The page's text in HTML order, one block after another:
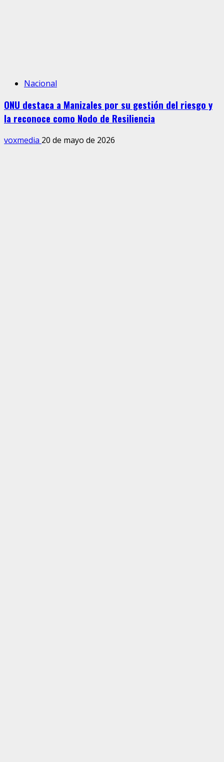
Nacional
ONU destaca a Manizales por su gestión del riesgo y
la reconoce como Nodo de Resiliencia
voxmedia 20 de mayo de 2026